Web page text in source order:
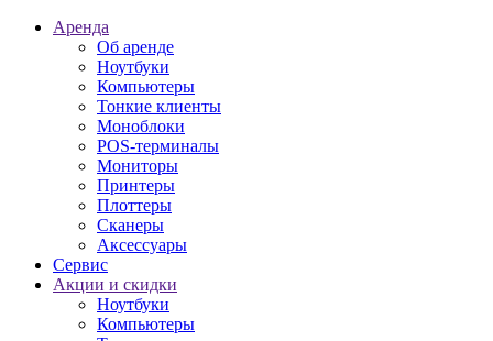
Аренда
Об аренде
Ноутбуки
Компьютеры
Тонкие клиенты
Моноблоки
POS-терминалы
Мониторы
Принтеры
Плоттеры
Сканеры
Аксессуары
Сервис
Акции и скидки
Ноутбуки
Компьютеры